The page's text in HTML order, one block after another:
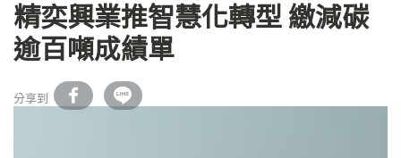
精奕興業推智慧化轉型 繳減碳
逾百噸成績單
分享到